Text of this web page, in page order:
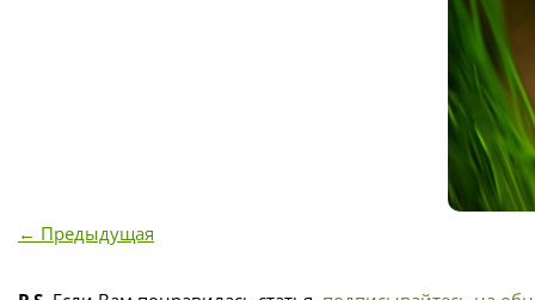
← Предыдущая